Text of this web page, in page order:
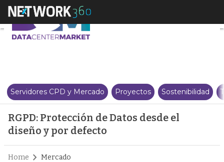
RGPD: Protección de Datos
Servidores CPD y Mercado Proyectos Sostenibilidad
RGPD: Protección de Datos desde el
diseño y por defecto
Home Mercado